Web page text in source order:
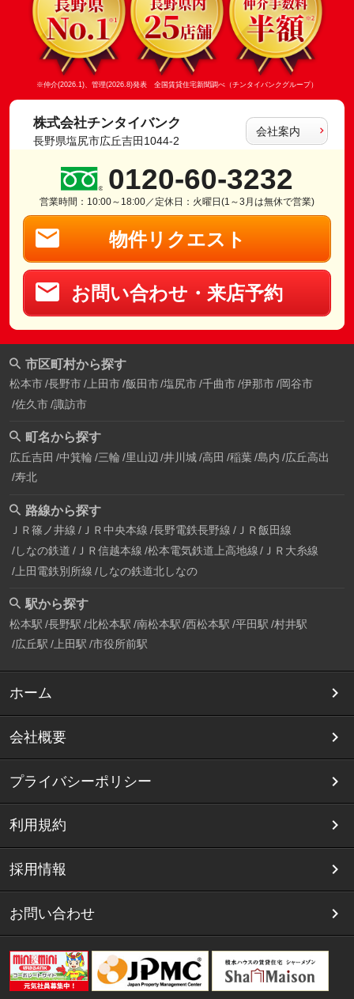
※仲介(2026.1)、管理(2026.8)発表 全国賃貸住宅新聞調べ（チンタイバンクグループ）
株式会社チンタイバンク
長野県塩尻市広丘吉田1044-2
会社案内
0120-60-3232
営業時間：10:00～18:00／定休日：火曜日(1～3月は無休で営業)
物件リクエスト
お問い合わせ・来店予約
市区町村から探す
松本市 長野市 上田市 飯田市 塩尻市 千曲市 伊那市 岡谷市
佐久市 諏訪市
町名から探す
広丘吉田 中箕輪 三輪 里山辺 井川城 高田 稲葉 島内 広丘高出
寿北
路線から探す
ＪＲ篠ノ井線 ＪＲ中央本線 長野電鉄長野線 ＪＲ飯田線
しなの鉄道 ＪＲ信越本線 松本電気鉄道上高地線
ＪＲ大糸線
上田電鉄別所線 しなの鉄道北しなの
駅から探す
松本駅 長野駅 北松本駅 南松本駅 西松本駅 平田駅 村井駅
広丘駅 上田駅 市役所前駅
ホーム
会社概要
プライバシーポリシー
利用規約
採用情報
お問い合わせ